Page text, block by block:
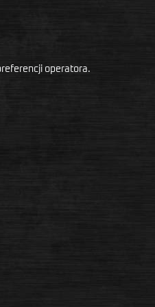
operatora.